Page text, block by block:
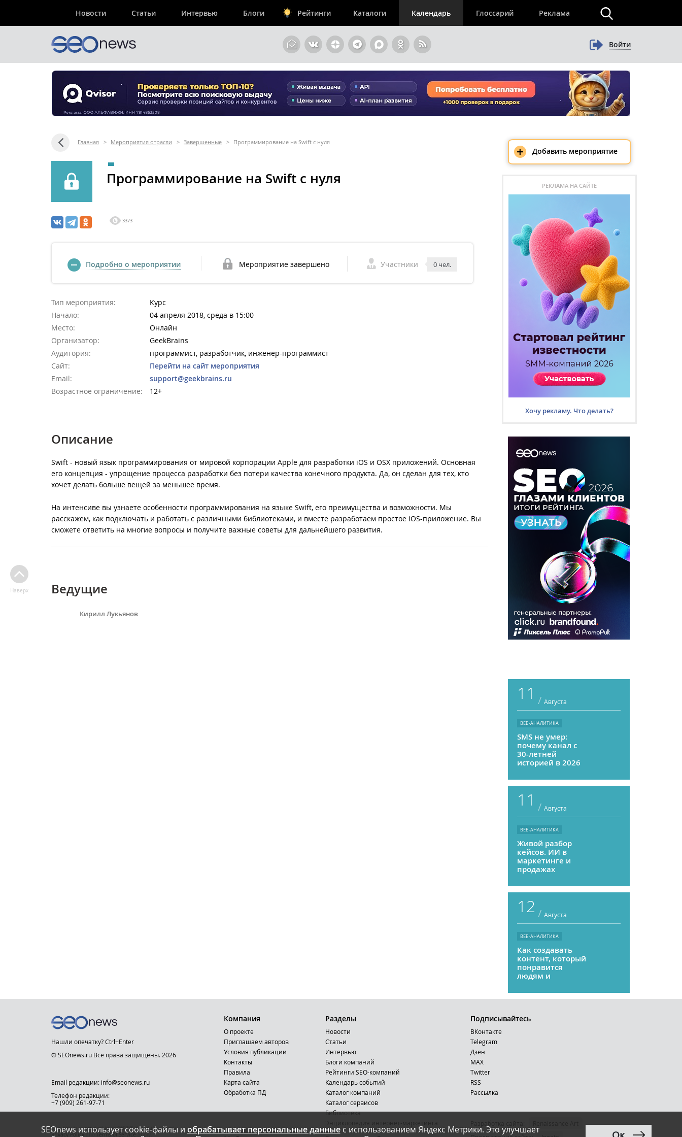
Новости Статьи Интервью Блоги Рейтинги Каталоги Календарь Глоссарий Реклама
Войти
Главная > Мероприятия отрасли > Завершенные > Программирование на Swift с нуля
Программирование на Swift с нуля
3373
Подробно о мероприятии Мероприятие завершено Участники 0 чел.
Тип мероприятия:
Курс
Начало:
04 апреля 2018, среда в 15:00
Место:
Онлайн
Организатор:
GeekBrains
Аудитория:
программист, разработчик, инженер-программист
Сайт:
Перейти на сайт мероприятия
Email:
support@geekbrains.ru
Возрастное ограничение:
12+
Описание
Swift - новый язык программирования от мировой корпорации Apple для разработки iOS и OSX приложений. Основная
его концепция - упрощение процесса разработки без потери качества конечного продукта. Да, он сделан для тех, кто
хочет делать больше вещей за меньшее время.
На интенсиве вы узнаете особенности программирования на языке Swift, его преимущества и возможности. Мы
расскажем, как подключать и работать с различными библиотеками, и вместе разработаем простое iOS-приложение. Вы
сможете ответить на многие вопросы и получите важные советы для дальнейшего развития.
Ведущие
Кирилл Лукьянов
Наверх
+ Добавить мероприятие
РЕКЛАМА НА САЙТЕ
Хочу рекламу. Что делать?
11 / Августа
ВЕБ-АНАЛИТИКА
SMS не умер:
почему канал с
30-летней
историей в 2026
приносить ROMI
выше, чем
мессенджеры
11 / Августа
ВЕБ-АНАЛИТИКА
Живой разбор
кейсов. ИИ в
маркетинге и
продажах
12 / Августа
ВЕБ-АНАЛИТИКА
Как создавать
контент, который
понравится
людям и
SEOnews использует cookie-файлы и обрабатывает персональные данныес использованием Яндекс Метрики. Это улучшает
Нашли опечатку? Ctrl+Enter
© SEOnews.ru Все права защищены. 2026
Email редакции: info@seonews.ru
Телефон редакции:
+7 (909) 261-97-71
This site is protected by reCAPTCHA and the Google
Privacy Policyand Terms of Serviceapply.
Компания
О проекте
Приглашаем авторов
Условия публикации
Контакты
Правила
Карта сайта
Обработка ПД
Разделы
Новости
Статьи
Интервью
Блоги компаний
Рейтинги SEO-компаний
Календарь событий
Каталог компаний
Каталог сервисов
Библиотека
Подписывайтесь
ВКонтакте
Telegram
Дзен
MAX
Тwitter
RSS
Рассылка